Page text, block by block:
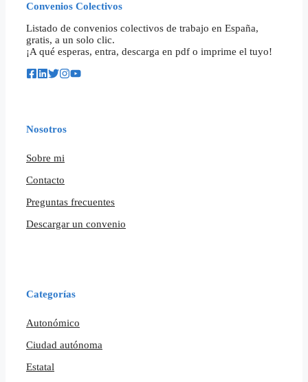
Convenios Colectivos
Listado de convenios colectivos de trabajo en España,
gratis, a un solo clic.
¡A qué esperas, entra, descarga en pdf o imprime el tuyo!
Nosotros
Sobre mi
Contacto
Preguntas frecuentes
Descargar un convenio
Categorías
Autonómico
Ciudad autónoma
Estatal